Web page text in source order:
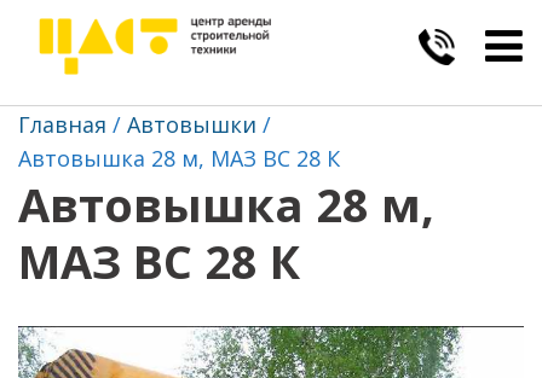
Главная
Автовышки
Автовышка 28 м, МАЗ ВС 28 К
Автовышка 28 м,
МАЗ ВС 28 К